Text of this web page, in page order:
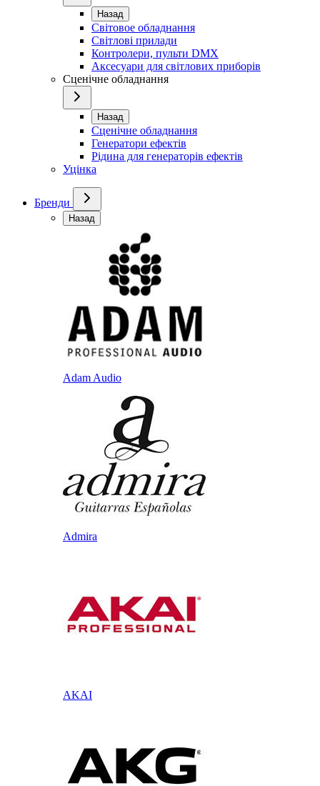
Назад
Світовое обладнання
Світлові прилади
Контролери, пульти DMX
Аксесуари для світлових приборів
Сценічне обладнання
Назад
Сценічне обладнання
Генератори ефектів
Рідина для генераторів ефектів
Уцінка
Бренди
Назад
Adam Audio
Admira
AKAI